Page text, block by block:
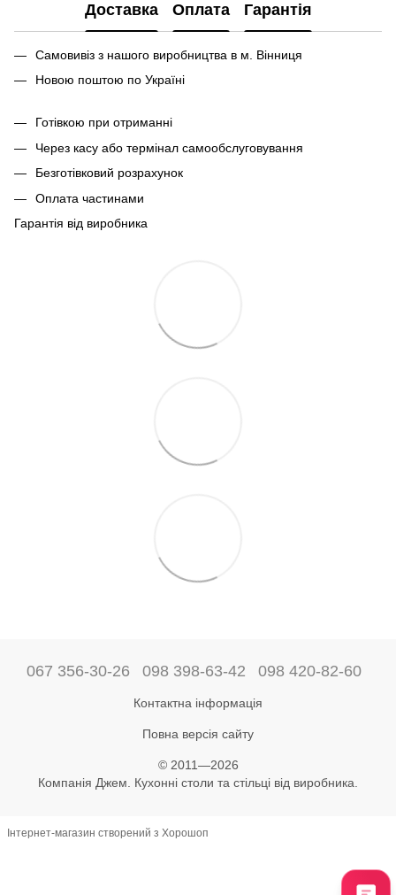
Доставка Оплата Гарантія
Самовивіз з нашого виробництва в м. Вінниця
Новою поштою по Україні
Готівкою при отриманні
Через касу або термінал самообслуговування
Безготівковий розрахунок
Оплата частинами
Гарантія від виробника
067 356-30-26 098 398-63-42 098 420-82-60
Контактна інформація
Повна версія сайту
© 2011—2026
Компанія Джем. Кухонні столи та стільці від виробника.
Інтернет-магазин створений з Хорошоп